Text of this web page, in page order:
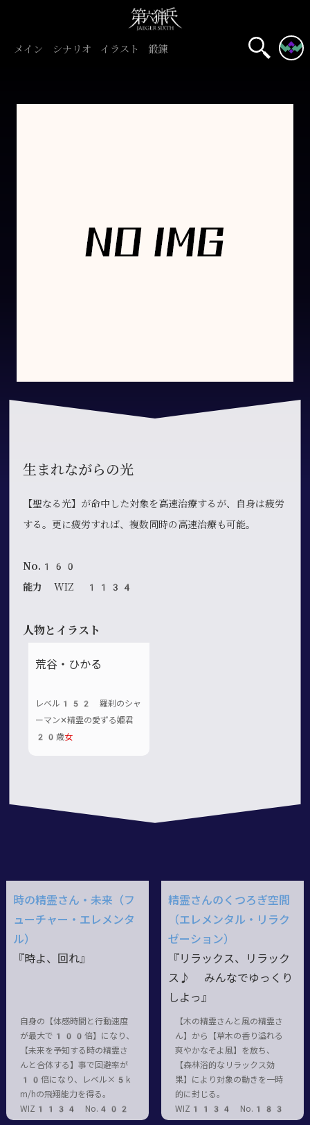
メイン シナリオ イラスト 鍛錬
生まれながらの光
【聖なる光】が命中した対象を高速治療するが、自身は疲労
する。更に疲労すれば、複数同時の高速治療も可能。
No.160
能力WIZ 1134
人物とイラスト
荒谷・ひかる
レベル152 羅刹のシャ
ーマン✕精霊の愛ずる姫君
20歳女
時の精霊さん・未来（フ
ューチャー・エレメンタ
ル）
『時よ、回れ』
自身の【体感時間と行動速度
が最大で100倍】になり、
【未来を予知する時の精霊さ
んと合体する】事で回避率が
10倍になり、レベル×5k
m/hの飛翔能力を得る。
WIZ1134 No.402
精霊さんのくつろぎ空間
（エレメンタル・リラク
ゼーション）
『リラックス、リラック
ス♪ みんなでゆっくり
しよっ』
【木の精霊さんと風の精霊さ
ん】から【草木の香り溢れる
爽やかなそよ風】を放ち、
【森林浴的なリラックス効
果】により対象の動きを一時
的に封じる。
WIZ1134 No.183